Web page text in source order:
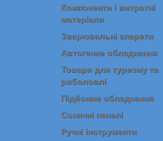
Компоненти і витратні
матеріали
Зварювальні апарати
Автогенне обладнання
Товари для туризму та
риболовлі
Підйомне обладнання
Сонячні панелі
Ручні інструменти